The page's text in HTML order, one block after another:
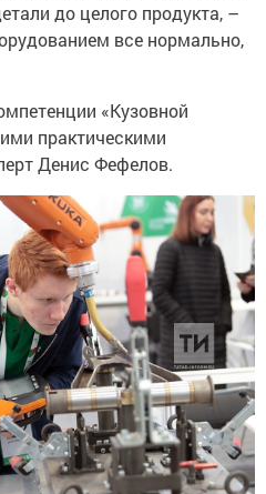
до целого продукта, –
все нормально,
«Кузовной
практическими
Денис Фефелов.